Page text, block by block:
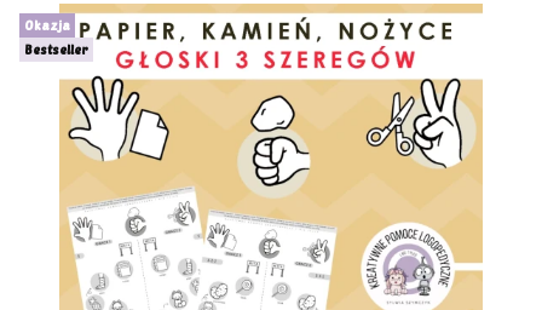
Okazja
Bestseller